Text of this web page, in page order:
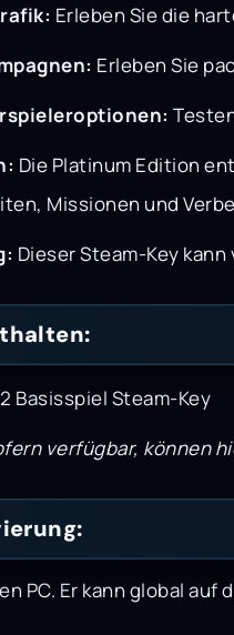
Erleben Sie die
Erleben Sie
Die Platinum Edition
Missionen und
Dieser Steam-Key
Basisspiel Steam-Key
verfügbar, können
PC. Er kann global